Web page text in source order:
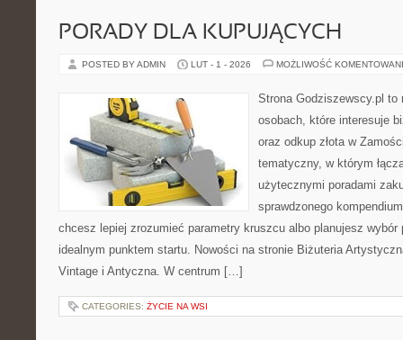
PORADY DLA KUPUJĄCYCH
POSTED BY ADMIN LUT - 1 - 2026 MOŻLIWOŚĆ
Strona Godziszewscy.pl
osobach, które interesuje
oraz odkup złota w
tematyczny, w którym
użytecznymi poradami
sprawdzonego
chcesz lepiej zrozumieć parametry kruszcu albo planujesz
idealnym punktem startu. Nowości na stronie Biżuteria
Vintage i Antyczna. W centrum […]
CATEGORIES: ŻYCIE NA WSI